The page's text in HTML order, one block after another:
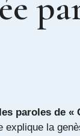
paroles de «
la